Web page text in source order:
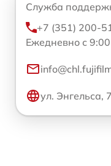
Служба
+7 (351) 200-
Ежедневно с
ул. Энгельса,